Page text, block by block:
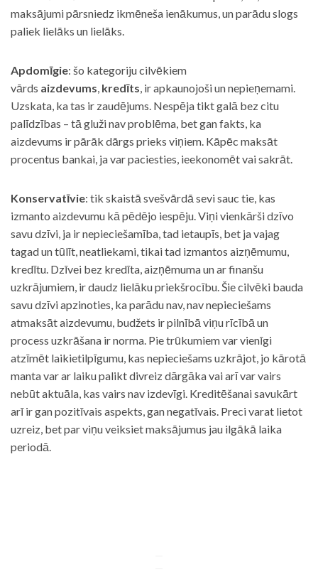
maksājumi pārsniedz ikmēneša ienākumus, un parādu slogs
paliek lielāks un lielāks.
Apdomīgie: šo kategoriju cilvēkiem
vārds aizdevums, kredīts, ir apkaunojoši un nepieņemami.
Uzskata, ka tas ir zaudējums. Nespēja tikt galā bez citu
palīdzības – tā gluži nav problēma, bet gan fakts, ka
aizdevums ir pārāk dārgs prieks viņiem. Kāpēc maksāt
procentus bankai, ja var paciesties, ieekonomēt vai sakrāt.
Konservatīvie: tik skaistā svešvārdā sevi sauc tie, kas
izmanto aizdevumu kā pēdējo iespēju. Viņi vienkārši dzīvo
savu dzīvi, ja ir nepieciešamība, tad ietaupīs, bet ja vajag
tagad un tūlīt, neatliekami, tikai tad izmantos aizņēmumu,
kredītu. Dzīvei bez kredīta, aizņēmuma un ar finanšu
uzkrājumiem, ir daudz lielāku priekšrocību. Šie cilvēki bauda
savu dzīvi apzinoties, ka parādu nav, nav nepieciešams
atmaksāt aizdevumu, budžets ir pilnībā viņu rīcībā un
process uzkrāšana ir norma. Pie trūkumiem var vienīgi
atzīmēt laikietilpīgumu, kas nepieciešams uzkrājot, jo kārotā
manta var ar laiku palikt divreiz dārgāka vai arī var vairs
nebūt aktuāla, kas vairs nav izdevīgi. Kreditēšanai savukārt
arī ir gan pozitīvais aspekts, gan negatīvais. Preci varat lietot
uzreiz, bet par viņu veiksiet maksājumus jau ilgākā laika
periodā.